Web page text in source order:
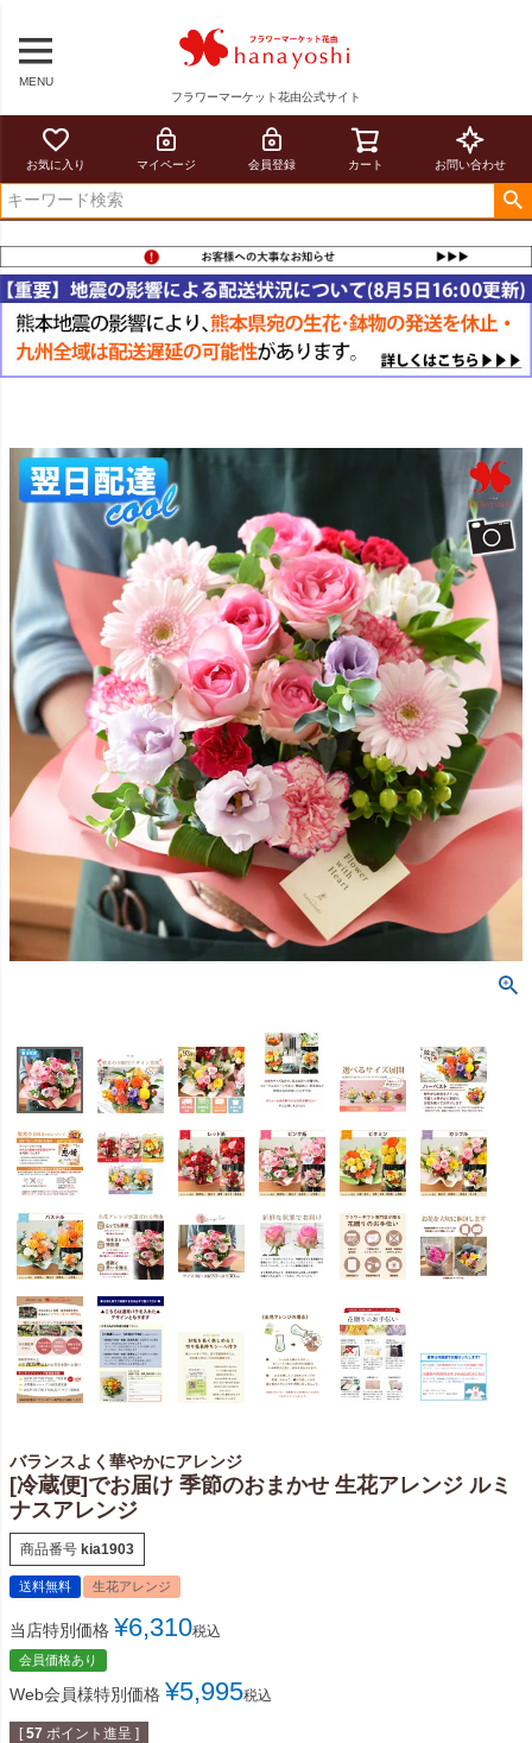
MENU
フラワーマーケット花由公式サイト
お気に入り マイページ 会員登録 カート お問い合わせ
バランスよく華やかにアレンジ
[冷蔵便]でお届け 季節のおまかせ 生花アレンジ ルミ
ナスアレンジ
商品番号 kia1903
送料無料 生花アレンジ
当店特別価格 ¥6,310税込
会員価格あり
Web会員様特別価格 ¥5,995税込
[ 57 ポイント進呈 ]